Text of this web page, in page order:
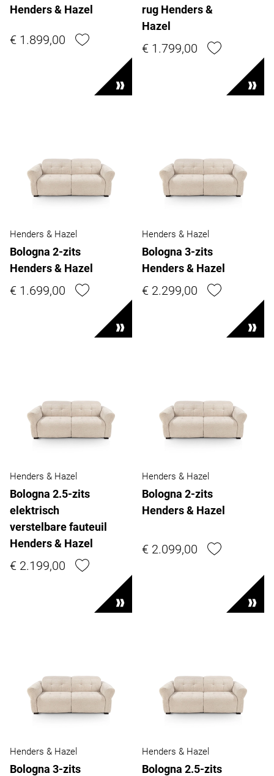
Henders & Hazel
€ 1.899,00
rug Henders &
Hazel
€ 1.799,00
Henders & Hazel
Bologna 2-zits
Henders & Hazel
€ 1.699,00
Henders & Hazel
Bologna 3-zits
Henders & Hazel
€ 2.299,00
Henders & Hazel
Bologna 2.5-zits
elektrisch
verstelbare fauteuil
Henders & Hazel
€ 2.199,00
Henders & Hazel
Bologna 2-zits
Henders & Hazel
€ 2.099,00
Henders & Hazel
Bologna 3-zits
Henders & Hazel
Bologna 2.5-zits